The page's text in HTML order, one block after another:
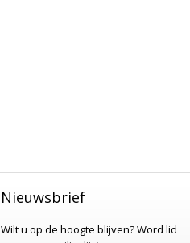
Nieuwsbrief
Wilt u op de hoogte blijven?Word lid